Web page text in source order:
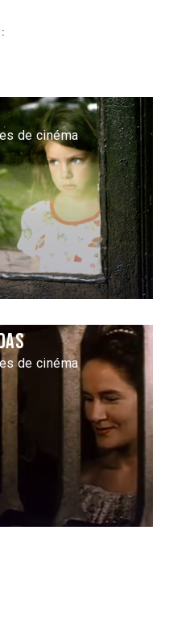
de cinéma
de cinéma